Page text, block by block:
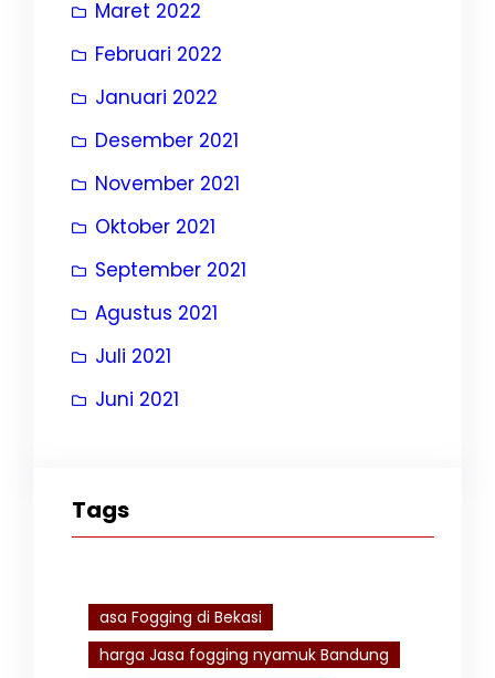
Maret 2022
Februari 2022
Januari 2022
Desember 2021
November 2021
Oktober 2021
September 2021
Agustus 2021
Juli 2021
Juni 2021
Tags
asa Fogging di Bekasi
harga Jasa fogging nyamuk Bandung